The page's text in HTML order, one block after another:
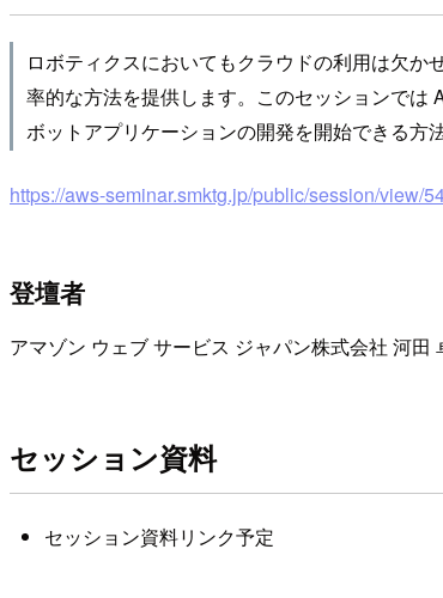
ロボティクスにおいてもクラウドの利用は欠
率的な方法を提供します。このセッションでは
ボットアプリケーションの開発を開始できる方
https://aws-seminar.smktg.jp/public/session/view/
登壇者
アマゾン ウェブ サービス ジャパン株式会社 河田
セッション資料
セッション資料リンク予定